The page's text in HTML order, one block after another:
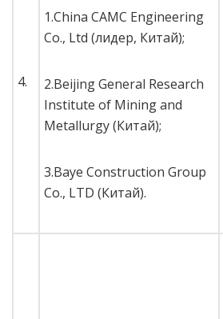
4.
1.China CAMC Engineering
Co., Ltd (лидер, Китай);
2.Beijing General Research
Institute of Mining and
Metallurgy (Китай);
3.Baye Construction Group
Co., LTD (Китай).